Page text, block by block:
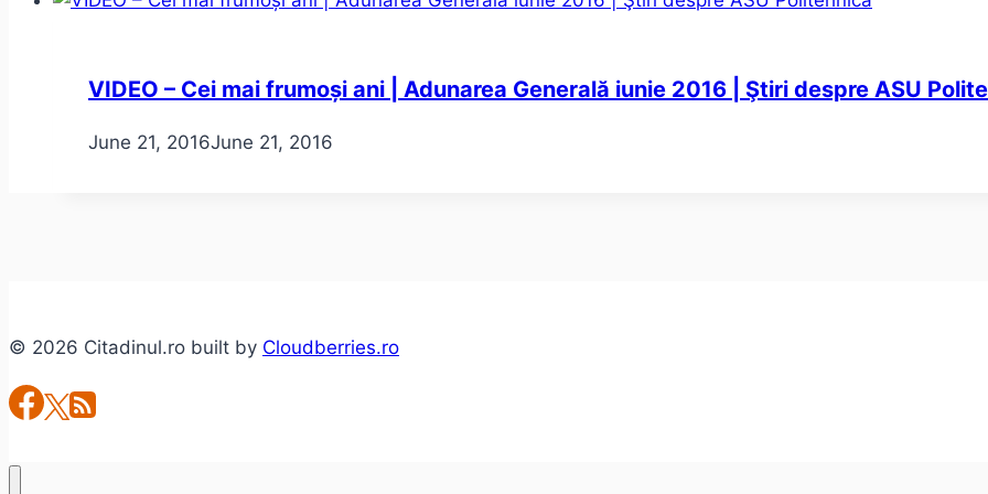
VIDEO – Cei mai frumoși ani | Adunarea Generală iunie 2016 | Ştiri despre ASU
June 21, 2016June 21, 2016
© 2026 Citadinul.ro built by Cloudberries.ro